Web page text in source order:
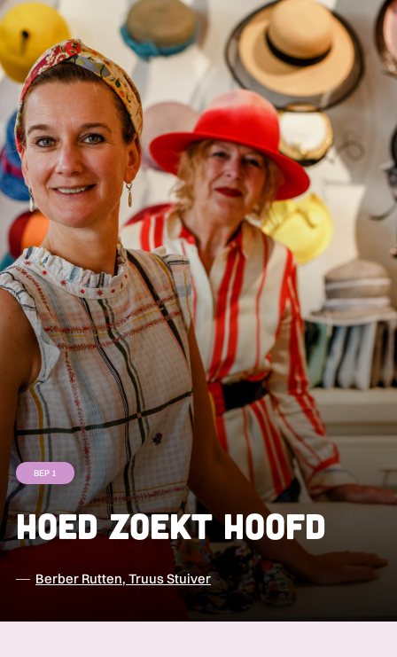
BEP 1
Hoed zoekt hoofd
Berber Rutten, Truus Stuiver